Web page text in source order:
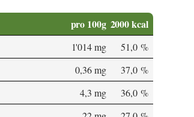
pro 100g 2000 kcal
1'014 mg
51,0 %
0,36 mg
37,0 %
4,3 mg
36,0 %